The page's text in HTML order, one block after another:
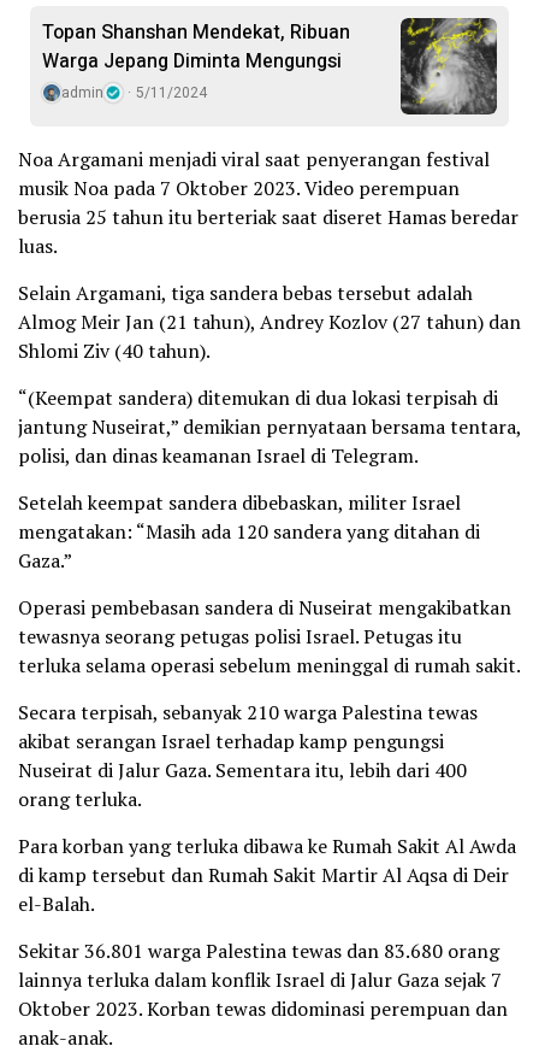
Topan Shanshan Mendekat, Ribuan
Warga Jepang Diminta Mengungsi
admin 5/11/2024
Noa Argamani menjadi viral saat penyerangan festival
musik Noa pada 7 Oktober 2023. Video perempuan
berusia 25 tahun itu berteriak saat diseret Hamas beredar
luas.
Selain Argamani, tiga sandera bebas tersebut adalah
Almog Meir Jan (21 tahun), Andrey Kozlov (27 tahun) dan
Shlomi Ziv (40 tahun).
“(Keempat sandera) ditemukan di dua lokasi terpisah di
jantung Nuseirat,” demikian pernyataan bersama tentara,
polisi, dan dinas keamanan Israel di Telegram.
Setelah keempat sandera dibebaskan, militer Israel
mengatakan: “Masih ada 120 sandera yang ditahan di
Gaza.”
Operasi pembebasan sandera di Nuseirat mengakibatkan
tewasnya seorang petugas polisi Israel. Petugas itu
terluka selama operasi sebelum meninggal di rumah sakit.
Secara terpisah, sebanyak 210 warga Palestina tewas
akibat serangan Israel terhadap kamp pengungsi
Nuseirat di Jalur Gaza. Sementara itu, lebih dari 400
orang terluka.
Para korban yang terluka dibawa ke Rumah Sakit Al Awda
di kamp tersebut dan Rumah Sakit Martir Al Aqsa di Deir
el-Balah.
Sekitar 36.801 warga Palestina tewas dan 83.680 orang
lainnya terluka dalam konflik Israel di Jalur Gaza sejak 7
Oktober 2023. Korban tewas didominasi perempuan dan
anak-anak.